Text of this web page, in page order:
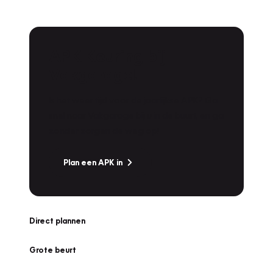
Plan een APK in
Direct plannen
Grote beurt